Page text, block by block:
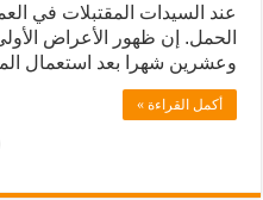
عند السيدات المقتبلات في
الحمل. إن ظهور الأعراض
وعشرين شهرا بعد استعمال
أكمل القراءة »